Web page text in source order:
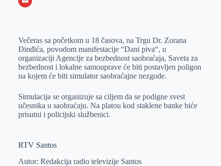
e
r
I
n
s
A
p
a
i
l
Večeras sa početkom u 18 časova, na Trgu Dr. Zorana
Đinđića, povodom manifestacije “Dani piva“, u
organizaciji Agencije za bezbednost saobraćaja, Saveta za
bezbednost i lokalne samouprave će biti postavljen poligon
na kojem će biti simulator saobraćajne nezgode.
Simulacija se organizuje sa ciljem da se podigne svest
učesnika u saobraćaju. Na platou kod staklene banke biće
prisutni i policijski službenici.
RTV Santos
Autor: Redakcija radio televizije Santos